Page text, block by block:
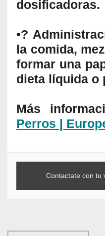
dosificadoras.
•?
la comida,
formar una
dieta líquida o
Más
Perros |
Contactate con tu